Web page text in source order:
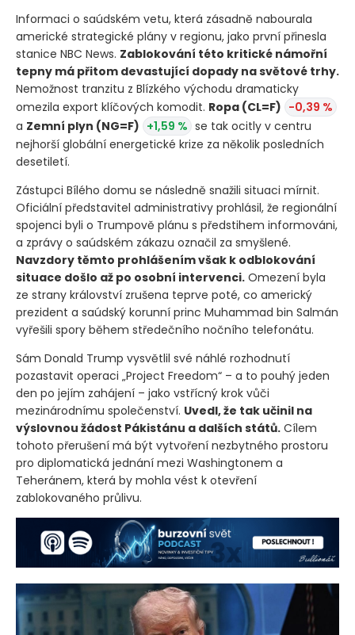
Informaci o saúdském vetu, která zásadně nabourala
americké strategické plány v regionu, jako první přinesla
stanice NBC News. Zablokování této kritické námořní
tepny má přitom devastující dopady na světové trhy.
Nemožnost tranzitu z Blízkého východu dramaticky
omezila export klíčových komodit. Ropa (CL=F) -0,39 %
a Zemní plyn (NG=F) +1,59 % se tak ocitly v centru
nejhorší globální energetické krize za několik posledních
desetiletí.
Zástupci Bílého domu se následně snažili situaci mírnit.
Oficiální představitel administrativy prohlásil, že regionální
spojenci byli o Trumpově plánu s předstihem informováni,
a zprávy o saúdském zákazu označil za smyšlené.
Navzdory těmto prohlášením však k odblokování
situace došlo až po osobní intervenci. Omezení byla
ze strany království zrušena teprve poté, co americký
prezident a saúdský korunní princ Muhammad bin Salmán
vyřešili spory během středečního nočního telefonátu.
Sám Donald Trump vysvětlil své náhlé rozhodnutí
pozastavit operaci „Project Freedom“ – a to pouhý jeden
den po jejím zahájení – jako vstřícný krok vůči
mezinárodnímu společenství. Uvedl, že tak učinil na
výslovnou žádost Pákistánu a dalších států. Cílem
tohoto přerušení má být vytvoření nezbytného prostoru
pro diplomatická jednání mezi Washingtonem a
Teheránem, která by mohla vést k otevření
zablokovaného průlivu.